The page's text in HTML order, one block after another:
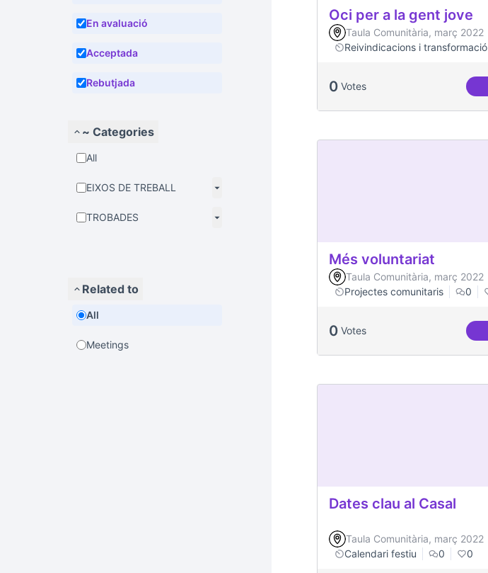
En avaluació
Acceptada
Rebutjada
~ Categories
All
EIXOS DE TREBALL
TROBADES
Related to
All
Meetings
Oci per a la gent jove
Taula Comunitària, març 2022
Reivindicacions i transformació
0 Votes
Més voluntariat
Taula Comunitària, març 2022
Projectes comunitaris
0
0 Votes
Dates clau al Casal
Taula Comunitària, març 2022
Calendari festiu
0 0